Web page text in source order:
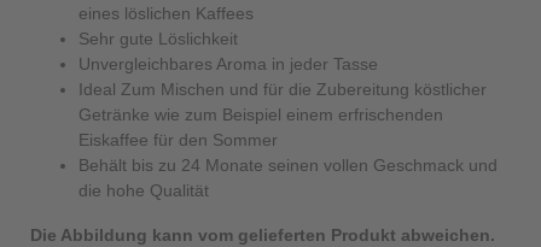
eines löslichen Kaffees
Sehr gute Löslichkeit
Unvergleichbares Aroma in jeder Tasse
Ideal Zum Mischen und für die Zubereitung köstlicher
Getränke wie zum Beispiel einem erfrischenden
Eiskaffee für den Sommer
Behält bis zu 24 Monate seinen vollen Geschmack und
die hohe Qualität
Die Abbildung kann vom gelieferten Produkt abweichen.